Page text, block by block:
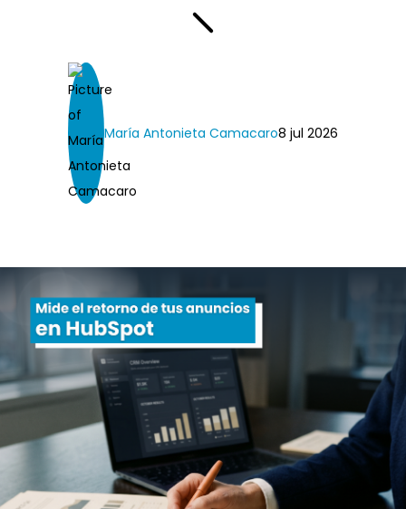
8 jul 2026
María Antonieta Camacaro